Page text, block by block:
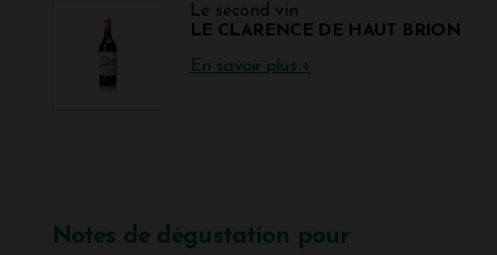
Le second vin
LE CLARENCE DE HAUT BRION
En savoir plus +
Notes de dégustation pour